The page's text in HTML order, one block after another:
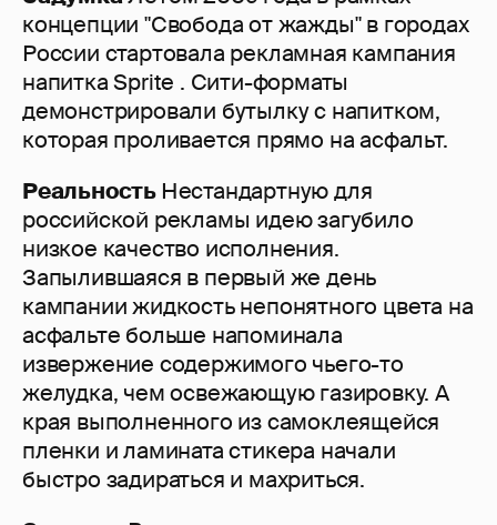
концепции "Свобода от жажды" в городах
России стартовала рекламная кампания
напитка Sprite . Сити-форматы
демонстрировали бутылку с напитком,
которая проливается прямо на асфальт.
Реальность Нестандартную для
российской рекламы идею загубило
низкое качество исполнения.
Запылившаяся в первый же день
кампании жидкость непонятного цвета на
асфальте больше напоминала
извержение содержимого чьего-то
желудка, чем освежающую газировку. А
края выполненного из самоклеящейся
пленки и ламината стикера начали
быстро задираться и махриться.